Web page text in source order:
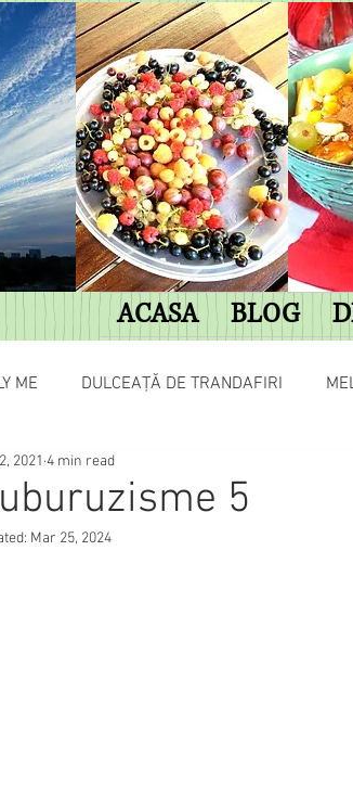
ACASA BLOG
ME DULCEAȚĂ DE TRANDAFIRI
5
2021 4 min read
Mar 25, 2024